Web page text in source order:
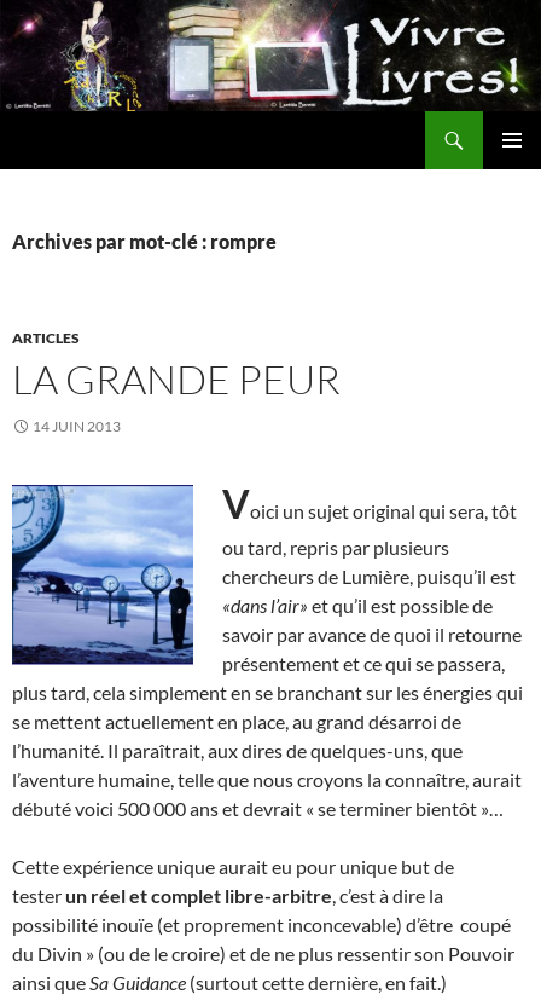
Aller
au
contenu
Archives par mot-clé : rompre
ARTICLES
LA GRANDE PEUR
14 JUIN 2013
Voici un sujet original qui sera, tôt
ou tard, repris par plusieurs
chercheurs de Lumière, puisqu’il est
«dans l’air» et qu’il est possible de
savoir par avance de quoi il retourne
présentement et ce qui se passera,
plus tard, cela simplement en se branchant sur les énergies qui
se mettent actuellement en place, au grand désarroi de
l’humanité. Il paraîtrait, aux dires de quelques-uns, que
l’aventure humaine, telle que nous croyons la connaître, aurait
débuté voici 500 000 ans et devrait « se terminer bientôt »…
Cette expérience unique aurait eu pour unique but de
testerun réel et complet libre-arbitre , c’est à dire la
possibilité inouïe (et proprement inconcevable) d’être coupé
du Divin » (ou de le croire) et de ne plus ressentir son Pouvoir
ainsi que Sa Guidance (surtout cette dernière, en fait.)